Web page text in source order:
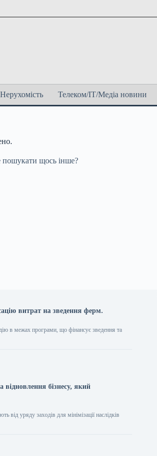
Нерухомість Телеком/ІТ/Медіа новини
пошукати щось інше?
витрат на зведення ферм.
в межах програми, що фінансує зведення та
відновлення бізнесу, який
від уряду заходів для мінімізації наслідків